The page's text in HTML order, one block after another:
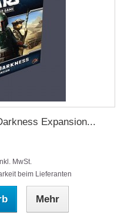
Expansion...
MwSt.
beim Lieferanten
Mehr